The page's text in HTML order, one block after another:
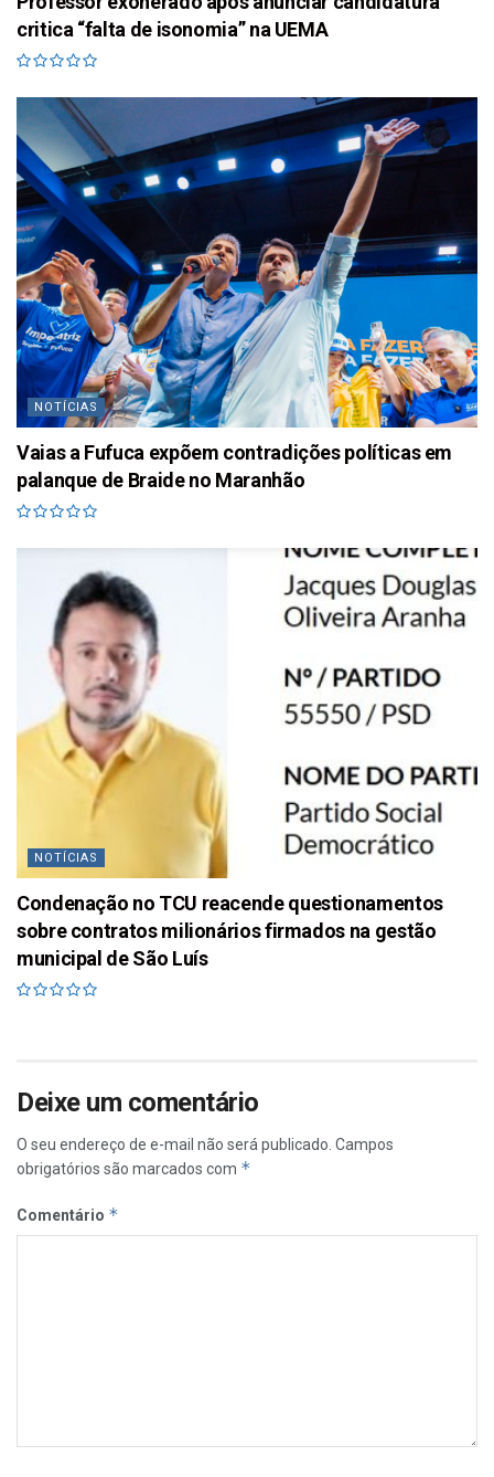
critica “falta de isonomia” na UEMA
NOTÍCIAS
Vaias a Fufuca expõem contradições políticas em
palanque de Braide no Maranhão
NOTÍCIAS
Condenação no TCU reacende questionamentos
sobre contratos milionários firmados na gestão
municipal de São Luís
Deixe um comentário
O seu endereço de e-mail não será publicado. Campos
obrigatórios são marcados com *
Comentário *